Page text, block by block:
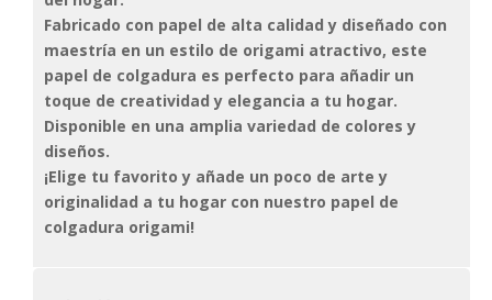
Fabricado con papel de alta calidad y diseñado con
maestría en un estilo de origami atractivo, este
papel de colgadura es perfecto para añadir un
toque de creatividad y elegancia a tu hogar.
Disponible en una amplia variedad de colores y
diseños.
¡Elige tu favorito y añade un poco de arte y
originalidad a tu hogar con nuestro papel de
colgadura origami!